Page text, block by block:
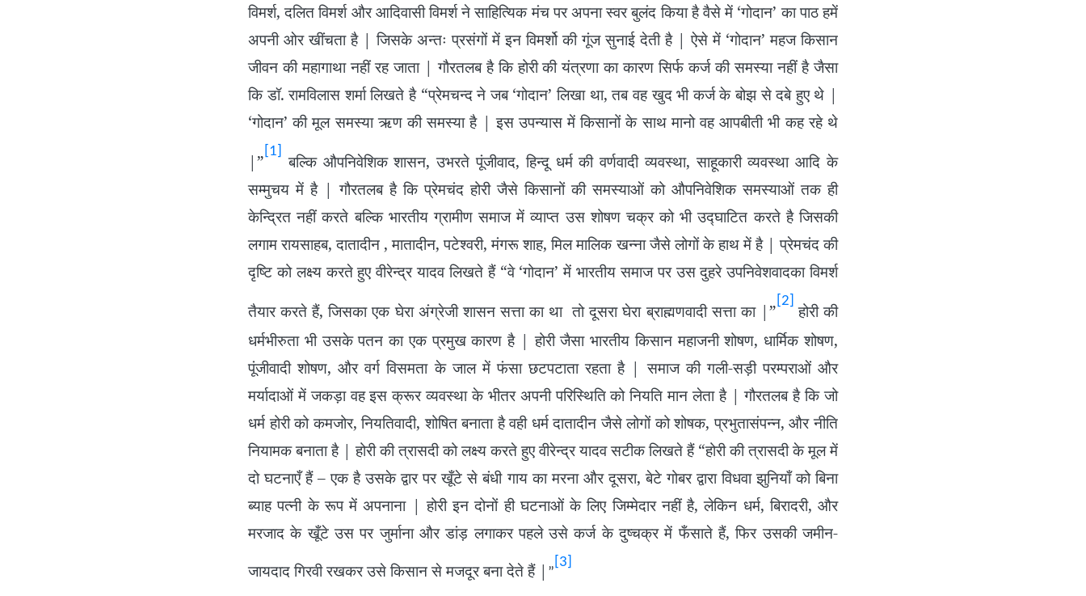
विमर्श, दलित विमर्श और आदिवासी विमर्श ने साहित्यिक मंच पर अपना स्वर बुलंद किया है वैसे में ‘गोदान’ का पाठ हमें
अपनी ओर खींचता है | जिसके अन्तः प्रसंगों में इन विमर्शो की गूंज सुनाई देती है | ऐसे में ‘गोदान’ महज किसान
जीवन की महागाथा नहीं रह जाता | गौरतलब है कि होरी की यंत्रणा का कारण सिर्फ कर्ज की समस्या नहीं है जैसा
कि डॉ. रामविलास शर्मा लिखते है “प्रेमचन्द ने जब ‘गोदान’ लिखा था, तब वह खुद भी कर्ज के बोझ से दबे हुए थे |
‘गोदान’ की मूल समस्या ऋण की समस्या है | इस उपन्यास में किसानों के साथ मानो वह आपबीती भी कह रहे थे
|” [1]
बल्कि औपनिवेशिक शासन, उभरते पूंजीवाद, हिन्दू धर्म की वर्णवादी व्यवस्था, साहूकारी व्यवस्था आदि के
सम्मुचय में है | गौरतलब है कि प्रेमचंद होरी जैसे किसानों की समस्याओं को औपनिवेशिक समस्याओं तक ही
केन्द्रित नहीं करते बल्कि भारतीय ग्रामीण समाज में व्याप्त उस शोषण चक्र को भी उद्घाटित करते है जिसकी
लगाम रायसाहब, दातादीन , मातादीन, पटेश्वरी, मंगरू शाह, मिल मालिक खन्ना जैसे लोगों के हाथ में है | प्रेमचंद की
दृष्टि को लक्ष्य करते हुए वीरेन्द्र यादव लिखते हैं “वे ‘गोदान’ में भारतीय समाज पर उस दुहरे उपनिवेशवादका विमर्श
तैयार करते हैं, जिसका एक घेरा अंग्रेजी शासन सत्ता का था तो दूसरा घेरा ब्राह्मणवादी सत्ता का |” [2]
होरी की
धर्मभीरुता भी उसके पतन का एक प्रमुख कारण है | होरी जैसा भारतीय किसान महाजनी शोषण, धार्मिक शोषण,
पूंजीवादी शोषण, और वर्ग विसमता के जाल में फंसा छटपटाता रहता है | समाज की गली-सड़ी परम्पराओं और
मर्यादाओं में जकड़ा वह इस क्रूर व्यवस्था के भीतर अपनी परिस्थिति को नियति मान लेता है | गौरतलब है कि जो
धर्म होरी को कमजोर, नियतिवादी, शोषित बनाता है वही धर्म दातादीन जैसे लोगों को शोषक, प्रभुतासंपन्न, और नीति
नियामक बनाता है | होरी की त्रासदी को लक्ष्य करते हुए वीरेन्द्र यादव सटीक लिखते हैं “होरी की त्रासदी के मूल में
दो घटनाएँ हैं – एक है उसके द्वार पर खूँटे से बंधी गाय का मरना और दूसरा, बेटे गोबर द्वारा विधवा झुनियाँ को बिना
ब्याह पत्नी के रूप में अपनाना | होरी इन दोनों ही घटनाओं के लिए जिम्मेदार नहीं है, लेकिन धर्म, बिरादरी, और
मरजाद के खूँटे उस पर जुर्माना और डांड़ लगाकर पहले उसे कर्ज के दुष्चक्र में फँसाते हैं, फिर उसकी जमीन-
जायदाद गिरवी रखकर उसे किसान से मजदूर बना देते हैं | ”
[3]